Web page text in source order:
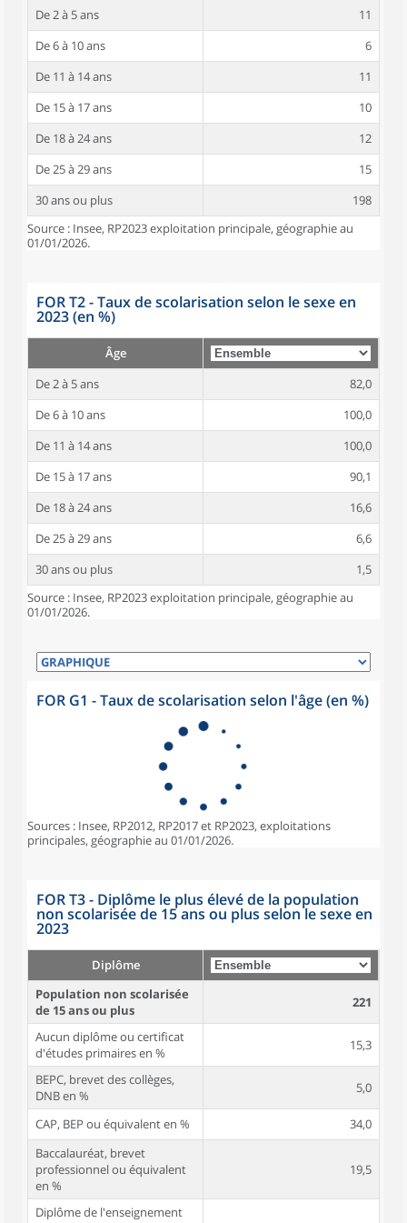
De 2 à 5 ans
11
De 6 à 10 ans
6
De 11 à 14 ans
11
De 15 à 17 ans
10
De 18 à 24 ans
12
De 25 à 29 ans
15
30 ans ou plus
198
Source : Insee, RP2023 exploitation principale, géographie au
01/01/2026.
FOR T2 - Taux de scolarisation selon le sexe en
2023 (en %)
Âge
De 2 à 5 ans
82,0
De 6 à 10 ans
100,0
De 11 à 14 ans
100,0
De 15 à 17 ans
90,1
De 18 à 24 ans
16,6
De 25 à 29 ans
6,6
30 ans ou plus
1,5
Source : Insee, RP2023 exploitation principale, géographie au
01/01/2026.
FOR G1 - Taux de scolarisation selon l'âge (en %)
Sources : Insee, RP2012, RP2017 et RP2023, exploitations
principales, géographie au 01/01/2026.
FOR T3 - Diplôme le plus élevé de la population
non scolarisée de 15 ans ou plus selon le sexe en
2023
Diplôme
Population non scolarisée
de 15 ans ou plus
221
Aucun diplôme ou certificat
d'études primaires en %
15,3
BEPC, brevet des collèges,
DNB en %
5,0
CAP, BEP ou équivalent en %
34,0
Baccalauréat, brevet
professionnel ou équivalent
en %
19,5
Diplôme de l'enseignement